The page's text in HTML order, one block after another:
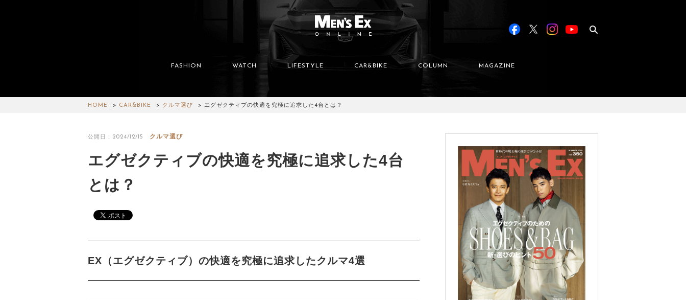
FASHION WATCH LIFESTYLE CAR&BIKE COLUMN MAGAZINE
HOME CAR&BIKE クルマ選び エグゼクティブの快適を究極に追求した4台とは？
公開日：2024/12/15 クルマ選び
エグゼクティブの快適を究極に追求した4台
とは？
EX（エグゼクティブ）の快適を究極に追求したクルマ4選